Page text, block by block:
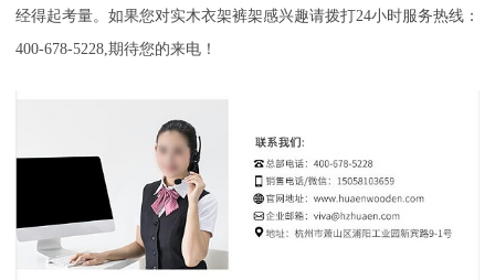
经得起考量。如果您对实木衣架裤架感兴趣请拨打24小时服务热线：
400-678-5228,期待您的来电！